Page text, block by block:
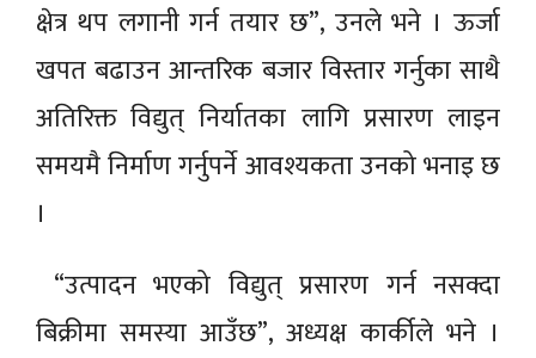
क्षेत्र थप लगानी गर्न तयार छ”, उनले भने । ऊर्जा
खपत बढाउन आन्तरिक बजार विस्तार गर्नुका साथै
अतिरिक्त विद्युत् निर्यातका लागि प्रसारण लाइन
समयमै निर्माण गर्नुपर्ने आवश्यकता उनको भनाइ छ
।
“उत्पादन भएको विद्युत् प्रसारण गर्न नसक्दा
बिक्रीमा समस्या आउँछ”, अध्यक्ष कार्कीले भने ।